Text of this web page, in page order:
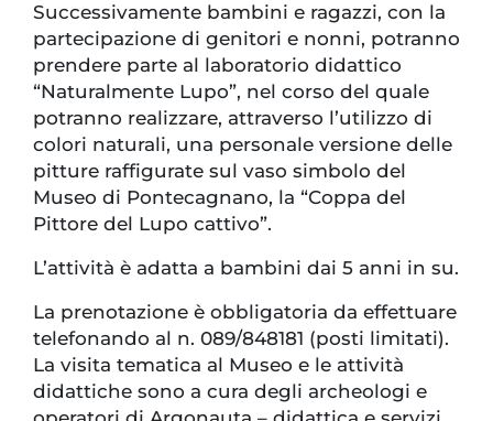
Successivamente bambini e ragazzi, con la
partecipazione di genitori e nonni, potranno
prendere parte al laboratorio didattico
“Naturalmente Lupo”, nel corso del quale
potranno realizzare, attraverso l’utilizzo di
colori naturali, una personale versione delle
pitture raffigurate sul vaso simbolo del
Museo di Pontecagnano, la “Coppa del
Pittore del Lupo cattivo”.
L’attività è adatta a bambini dai 5 anni in su.
La prenotazione è obbligatoria da effettuare
telefonando al n. 089/848181 (posti limitati).
La visita tematica al Museo e le attività
didattiche sono a cura degli archeologi e